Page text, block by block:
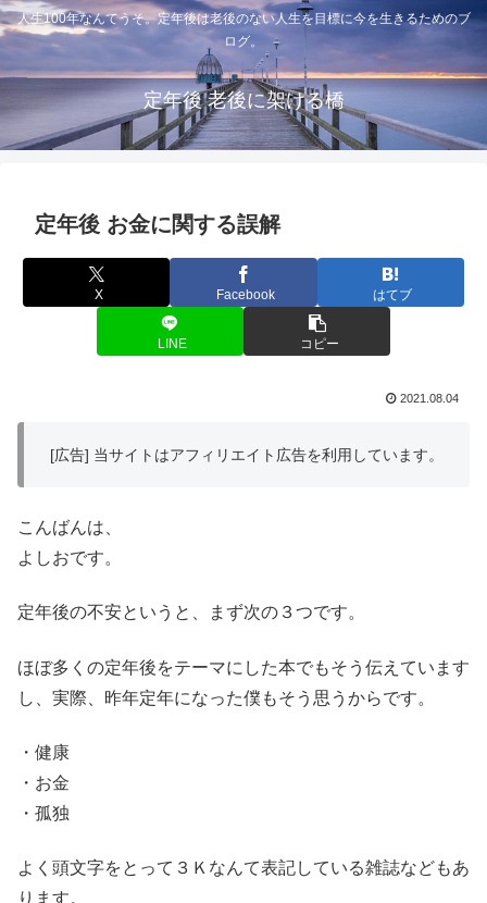
人生100年なんてうそ。定年後は老後のない人生を目標に今を生きるためのブ
ログ。
定年後 老後に架ける橋
定年後 お金に関する誤解
X Facebook はてブ
LINE コピー
2021.08.04
[広告] 当サイトはアフィリエイト広告を利用しています。
こんばんは、
よしおです。
定年後の不安というと、まず次の３つです。
ほぼ多くの定年後をテーマにした本でもそう伝えています
し、実際、昨年定年になった僕もそう思うからです。
・健康
・お金
・孤独
よく頭文字をとって３Ｋなんて表記している雑誌などもあ
ります。